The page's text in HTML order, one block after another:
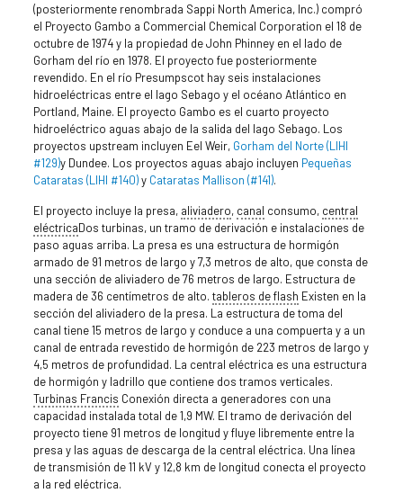
(posteriormente renombrada Sappi North America, Inc.) compró
el Proyecto Gambo a Commercial Chemical Corporation el 18 de
octubre de 1974 y la propiedad de John Phinney en el lado de
Gorham del río en 1978. El proyecto fue posteriormente
revendido. En el río Presumpscot hay seis instalaciones
hidroeléctricas entre el lago Sebago y el océano Atlántico en
Portland, Maine. El proyecto Gambo es el cuarto proyecto
hidroeléctrico aguas abajo de la salida del lago Sebago. Los
proyectos upstream incluyen Eel Weir, Gorham del Norte (LIHI
#129)y Dundee. Los proyectos aguas abajo incluyen Pequeñas
Cataratas (LIHI #140)y Cataratas Mallison (#141).
El proyecto incluye la presa, aliviadero, canal consumo, central
eléctricaDos turbinas, un tramo de derivación e instalaciones de
paso aguas arriba. La presa es una estructura de hormigón
armado de 91 metros de largo y 7,3 metros de alto, que consta de
una sección de aliviadero de 76 metros de largo. Estructura de
madera de 36 centímetros de alto. tableros de flash Existen en la
sección del aliviadero de la presa. La estructura de toma del
canal tiene 15 metros de largo y conduce a una compuerta y a un
canal de entrada revestido de hormigón de 223 metros de largo y
4,5 metros de profundidad. La central eléctrica es una estructura
de hormigón y ladrillo que contiene dos tramos verticales.
Turbinas Francis Conexión directa a generadores con una
capacidad instalada total de 1,9 MW. El tramo de derivación del
proyecto tiene 91 metros de longitud y fluye libremente entre la
presa y las aguas de descarga de la central eléctrica. Una línea
de transmisión de 11 kV y 12,8 km de longitud conecta el proyecto
a la red eléctrica.